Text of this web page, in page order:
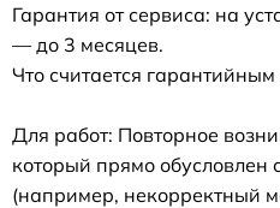
Гарантия от сервиса: на
— до 3 месяцев.
Что считается
Для работ: Повторное
который прямо обусловлен
(например, некорректный